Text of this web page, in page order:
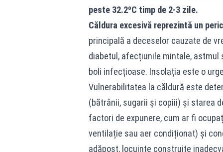
peste 32.2ºC timp de 2-3 zile.
Căldura excesivă reprezintă un
principală a deceselor cauzate de
diabetul, afecțiunile mintale,
boli infecțioase. Insolația este o
Vulnerabilitatea la căldură este
(bătrânii, sugarii și copiii) și starea
factori de expunere, cum ar fi
ventilație sau aer condiționat) și
adăpost, locuințe construite